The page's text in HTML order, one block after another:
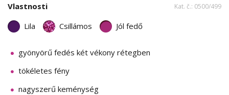
Vlastnosti Kat. č.: 0500/499
Lila Csillámos Jól fedő
gyönyörű fedés két vékony rétegben
tökéletes fény
nagyszerű keménység